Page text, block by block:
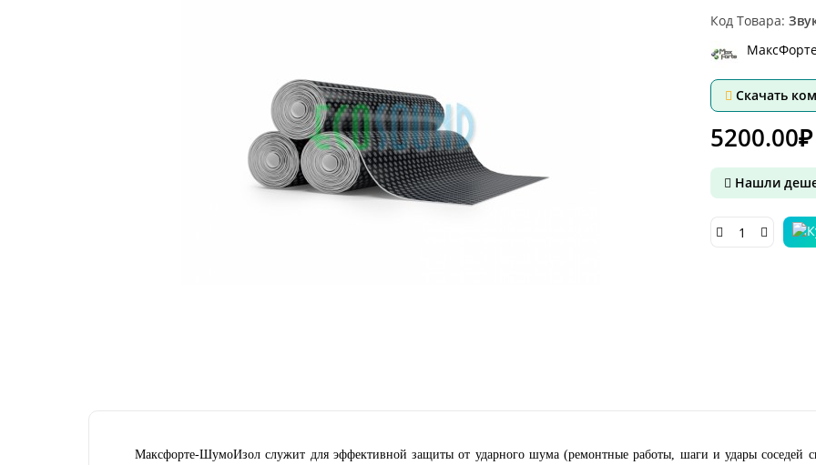
Код Товара:
Скачать
5200.00₽
Нашли
Максфорте-ШумоИзол служит для эффективной защиты от ударного шума (ремонтные работы, шаги и удары соседей